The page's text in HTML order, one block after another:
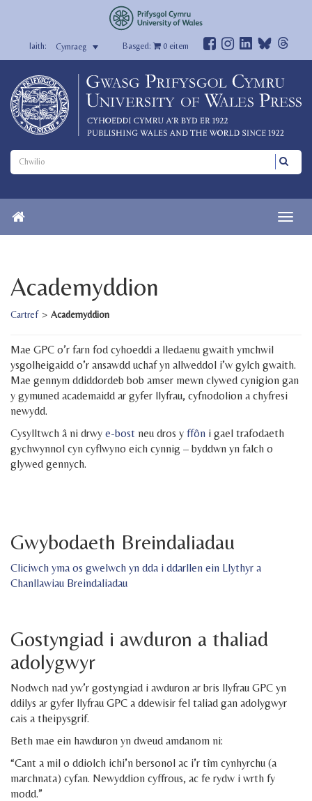
Cymraeg Basged: 0eitem
Academyddion
Cartref > Academyddion
Mae GPC o’r farn fod cyhoeddi a lledaenu gwaith ymchwil
ysgolheigaidd o’r ansawdd uchaf yn allweddol i’w gylch gwaith.
Mae gennym ddiddordeb bob amser mewn clywed cynigion gan
y gymuned academaidd ar gyfer llyfrau, cyfnodolion a chyfresi
newydd.
Cysylltwch â ni drwy e-bost neu dros y ffôn i gael trafodaeth
gychwynnol cyn cyflwyno eich cynnig – byddwn yn falch o
glywed gennych.
Gwybodaeth Breindaliadau
Cliciwch yma os gwelwch yn dda i ddarllen ein Llythyr a
Chanllawiau Breindaliadau
Gostyngiad i awduron a thaliad
adolygwyr
Nodwch nad yw’r gostyngiad i awduron ar bris llyfrau GPC yn
ddilys ar gyfer llyfrau GPC a ddewisir fel taliad gan adolygwyr
cais a theipysgrif.
Beth mae ein hawduron yn dweud amdanom ni:
“Cant a mil o ddiolch ichi’n bersonol ac i’r tîm cynhyrchu (a
marchnata) cyfan. Newyddion cyffrous, ac fe rydw i wrth fy
modd.”